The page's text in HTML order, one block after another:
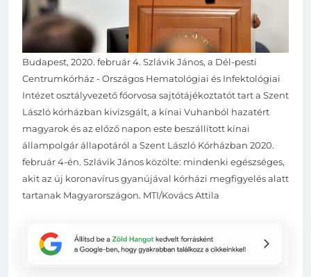
Budapest, 2020. február 4. Szlávik János, a Dél-pesti
Centrumkórház - Országos Hematológiai és Infektológiai
Intézet osztályvezető főorvosa sajtótájékoztatót tart a Szent
László kórházban kivizsgált, a kínai Vuhanból hazatért
magyarok és az előző napon este beszállított kínai
állampolgár állapotáról a Szent László Kórházban 2020.
február 4-én. Szlávik János közölte: mindenki egészséges,
akit az új koronavírus gyanújával kórházi megfigyelés alatt
tartanak Magyarországon. MTI/Kovács Attila